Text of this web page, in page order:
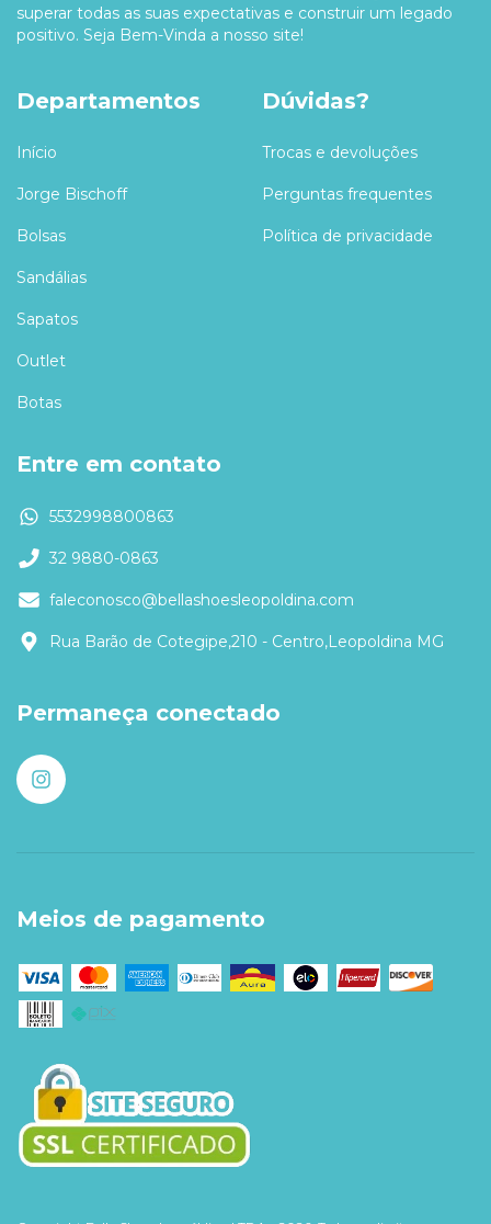
superar todas as suas expectativas e construir um legado
positivo. Seja Bem-Vinda a nosso site!
Departamentos
Início
Jorge Bischoff
Bolsas
Sandálias
Sapatos
Outlet
Botas
Dúvidas?
Trocas e devoluções
Perguntas frequentes
Política de privacidade
Entre em contato
5532998800863
32 9880-0863
faleconosco@bellashoesleopoldina.com
Rua Barão de Cotegipe,210 - Centro,Leopoldina MG
Permaneça conectado
Meios de pagamento